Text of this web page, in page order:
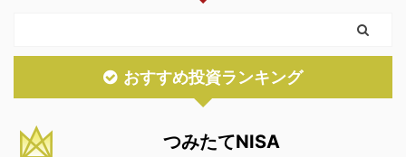
おすすめ投資ランキング
つみたてNISA